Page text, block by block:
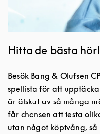
Hitta de bästa
Besök Bang & Olufsen
spellista för att
är älskat av så många
får chansen att testa
utan något köptvång,